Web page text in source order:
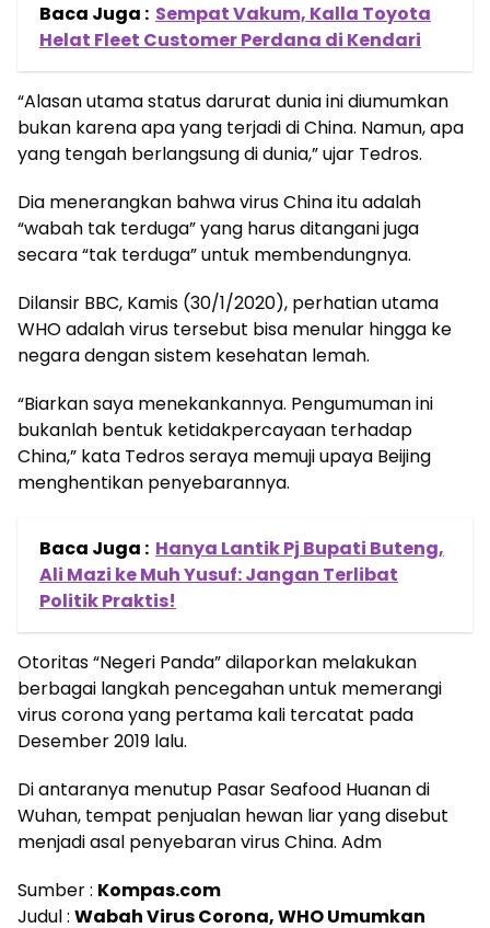
Baca Juga : Sempat Vakum, Kalla Toyota
Helat Fleet Customer Perdana di Kendari
“Alasan utama status darurat dunia ini diumumkan
bukan karena apa yang terjadi di China. Namun, apa
yang tengah berlangsung di dunia,” ujar Tedros.
Dia menerangkan bahwa virus China itu adalah
“wabah tak terduga” yang harus ditangani juga
secara “tak terduga” untuk membendungnya.
Dilansir BBC, Kamis (30/1/2020), perhatian utama
WHO adalah virus tersebut bisa menular hingga ke
negara dengan sistem kesehatan lemah.
“Biarkan saya menekankannya. Pengumuman ini
bukanlah bentuk ketidakpercayaan terhadap
China,” kata Tedros seraya memuji upaya Beijing
menghentikan penyebarannya.
Baca Juga : Hanya Lantik Pj Bupati Buteng,
Ali Mazi ke Muh Yusuf: Jangan Terlibat
Politik Praktis!
Otoritas “Negeri Panda” dilaporkan melakukan
berbagai langkah pencegahan untuk memerangi
virus corona yang pertama kali tercatat pada
Desember 2019 lalu.
Di antaranya menutup Pasar Seafood Huanan di
Wuhan, tempat penjualan hewan liar yang disebut
menjadi asal penyebaran virus China. Adm
Sumber : Kompas.com
Judul : Wabah Virus Corona, WHO Umumkan